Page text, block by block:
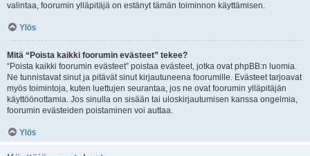
valintaa, foorumin ylläpitäjä on estänyt tämän toiminnon käyttämisen.
Ylös
Mitä “Poista kaikki foorumin evästeet” tekee?
“Poista kaikki foorumin evästeet” poistaa evästeet, jotka ovat phpBB:n luomia.
Ne tunnistavat sinut ja pitävät sinut kirjautuneena foorumille. Evästeet tarjoavat
myös toimintoja, kuten luettujen seurantaa, jos ne ovat foorumin ylläpitäjän
käyttöönottamia. Jos sinulla on sisään tai uloskirjautumisen kanssa ongelmia,
foorumin evästeiden poistaminen voi auttaa.
Ylös